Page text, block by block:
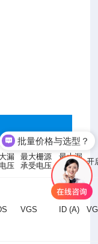
漏
压
最大栅源
承受电压
最大漏
源电流
开
VGS ID (A)
批量价格与选型？